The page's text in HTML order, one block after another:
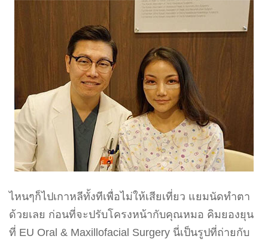
ไหนๆก็ไปเกาหลีทั้งทีเพื่อไม่ให้เสียเที่ยว แยมนัดทำตา
ด้วยเลย ก่อนที่จะปรับโครงหน้ากับคุณหมอ คิมยองยุน
ที่ EU Oral & Maxillofacial Surgery นี่เป็นรูปที่ถ่ายกับ